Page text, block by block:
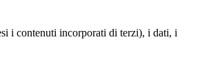
i contenuti incorporati di terzi), i dati, i